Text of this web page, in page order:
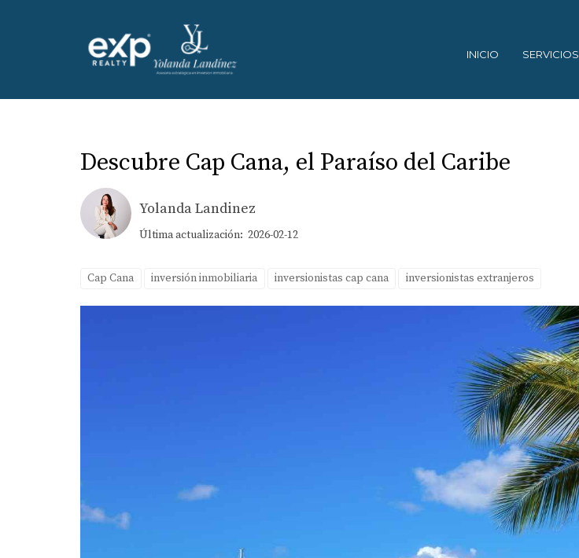
INICIO SERVICIOS
Descubre Cap Cana, el Paraíso del Caribe
Yolanda Landinez
Última actualización: 2026-02-12
Cap Cana inversión inmobiliaria inversionistas cap cana inversionistas extranjeros